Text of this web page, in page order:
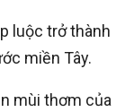
luộc trở thành
miền Tây.
mùi thơm của